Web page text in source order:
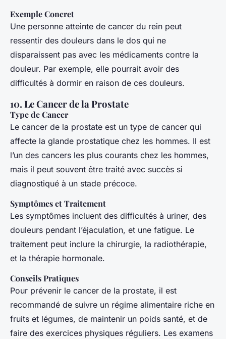
Exemple Concret
Une personne atteinte de cancer du rein peut
ressentir des douleurs dans le dos qui ne
disparaissent pas avec les médicaments contre la
douleur. Par exemple, elle pourrait avoir des
difficultés à dormir en raison de ces douleurs.
10. Le Cancer de la Prostate
Type de Cancer
Le cancer de la prostate est un type de cancer qui
affecte la glande prostatique chez les hommes. Il est
l’un des cancers les plus courants chez les hommes,
mais il peut souvent être traité avec succès si
diagnostiqué à un stade précoce.
Symptômes et Traitement
Les symptômes incluent des difficultés à uriner, des
douleurs pendant l’éjaculation, et une fatigue. Le
traitement peut inclure la chirurgie, la radiothérapie,
et la thérapie hormonale.
Conseils Pratiques
Pour prévenir le cancer de la prostate, il est
recommandé de suivre un régime alimentaire riche en
fruits et légumes, de maintenir un poids santé, et de
faire des exercices physiques réguliers. Les examens